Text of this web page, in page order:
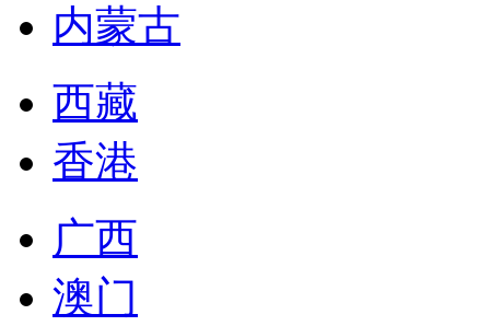
内蒙古
西藏
香港
广西
澳门